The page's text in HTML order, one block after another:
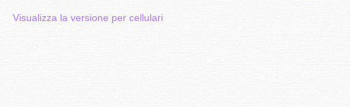
Visualizza la versione per cellulari